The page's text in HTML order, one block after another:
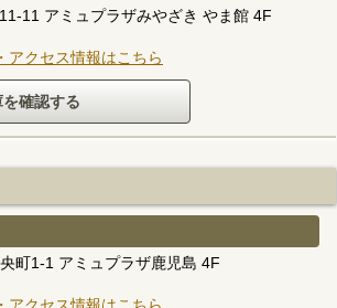
11 アミュプラザみやざき やま館 4F
アクセス情報はこちら
町1-1 アミュプラザ鹿児島 4F